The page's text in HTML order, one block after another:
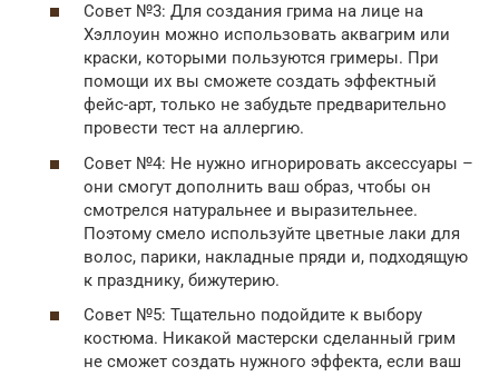
Совет №3: Для создания грима на лице на
Хэллоуин можно использовать аквагрим или
краски, которыми пользуются гримеры. При
помощи их вы сможете создать эффектный
фейс-арт, только не забудьте предварительно
провести тест на аллергию.
Совет №4: Не нужно игнорировать аксессуары –
они смогут дополнить ваш образ, чтобы он
смотрелся натуральнее и выразительнее.
Поэтому смело используйте цветные лаки для
волос, парики, накладные пряди и, подходящую
к празднику, бижутерию.
Совет №5: Тщательно подойдите к выбору
костюма. Никакой мастерски сделанный грим
не сможет создать нужного эффекта, если ваш